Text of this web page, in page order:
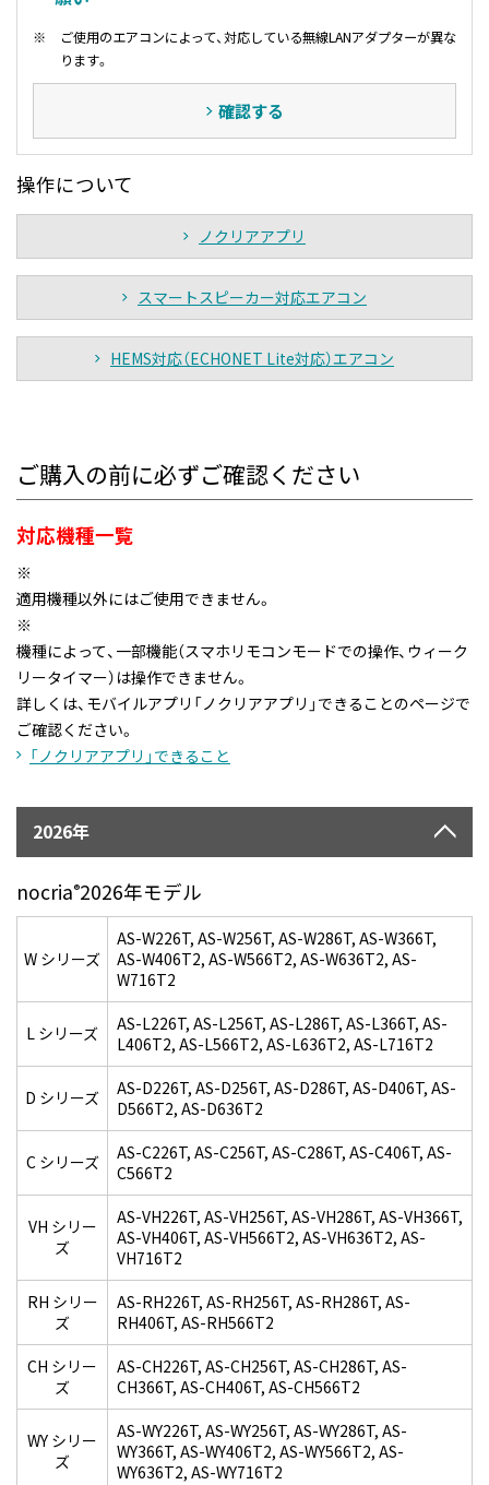
※
ご使用のエアコンによって、対応している無線LANアダプターが異な
ります。
確認する
操作について
ノクリアアプリ
スマートスピーカー対応エアコン
HEMS対応（ECHONET Lite対応）エアコン
ご購入の前に必ずご確認ください
対応機種一覧
※
適用機種以外にはご使用できません。
※
機種によって、一部機能（スマホリモコンモードでの操作、ウィーク
リータイマー）は操作できません。
詳しくは、モバイルアプリ「ノクリアアプリ」できることのページで
ご確認ください。
「ノクリアアプリ」できること
2026年
nocria®2026年モデル
W シリーズ
AS-W226T, AS-W256T, AS-W286T, AS-W366T,
AS-W406T2, AS-W566T2, AS-W636T2, AS-
W716T2
L シリーズ
AS-L226T, AS-L256T, AS-L286T, AS-L366T, AS-
L406T2, AS-L566T2, AS-L636T2, AS-L716T2
D シリーズ
AS-D226T, AS-D256T, AS-D286T, AS-D406T, AS-
D566T2, AS-D636T2
C シリーズ
AS-C226T, AS-C256T, AS-C286T, AS-C406T, AS-
C566T2
VH シリー
ズ
AS-VH226T, AS-VH256T, AS-VH286T, AS-VH366T,
AS-VH406T, AS-VH566T2, AS-VH636T2, AS-
VH716T2
RH シリー
ズ
AS-RH226T, AS-RH256T, AS-RH286T, AS-
RH406T, AS-RH566T2
CH シリー
ズ
AS-CH226T, AS-CH256T, AS-CH286T, AS-
CH366T, AS-CH406T, AS-CH566T2
WY シリー
ズ
AS-WY226T, AS-WY256T, AS-WY286T, AS-
WY366T, AS-WY406T2, AS-WY566T2, AS-
WY636T2, AS-WY716T2